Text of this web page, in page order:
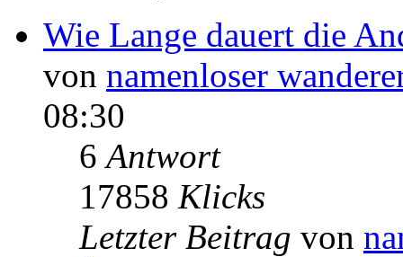
Wie Lange dauert die
von namenloser
08:30
6Antwort
17858 Klicks
Letzter Beitrag von